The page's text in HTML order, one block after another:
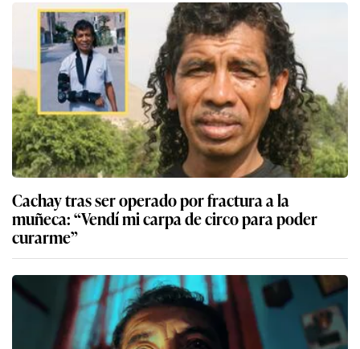
Cachay tras ser operado por fractura a la
muñeca: “Vendí mi carpa de circo para poder
curarme”